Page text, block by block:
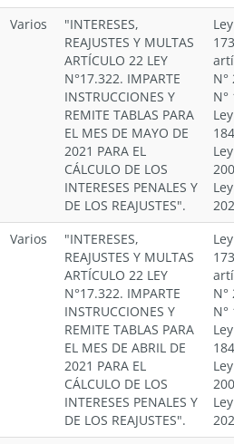
Varios
"INTERESES,
REAJUSTES Y MULTAS
ARTÍCULO 22 LEY
N°17.322. IMPARTE
INSTRUCCIONES Y
REMITE TABLAS PARA
EL MES DE MAYO DE
2021 PARA EL
CÁLCULO DE LOS
INTERESES PENALES Y
DE LOS REAJUSTES".
N°
N°
Varios
"INTERESES,
REAJUSTES Y MULTAS
ARTÍCULO 22 LEY
N°17.322. IMPARTE
INSTRUCCIONES Y
REMITE TABLAS PARA
EL MES DE ABRIL DE
2021 PARA EL
CÁLCULO DE LOS
INTERESES PENALES Y
DE LOS REAJUSTES".
N°
N°